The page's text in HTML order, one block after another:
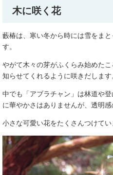
木に咲く花
藪椿は、寒い冬から時には雪をま
す。
やがて木々の芽がふくらみ始めた
知らせてくれるように咲きだします
中でも「アブラチャン」は林道や
に華やかさはありませんが、透明感
小さな可愛い花をたくさんつけてい